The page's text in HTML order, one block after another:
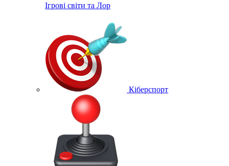
Ігрові світи та Лор
Кіберспорт